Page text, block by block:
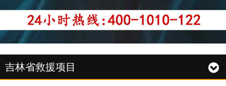
吉林省救援项目